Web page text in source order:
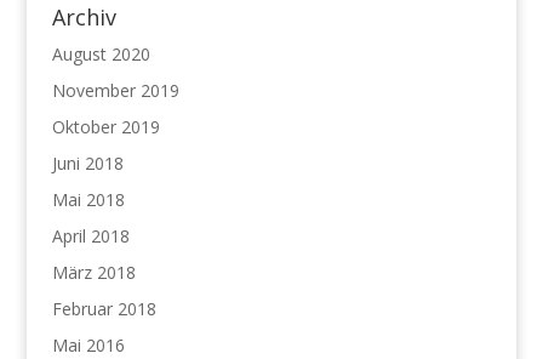
Archiv
August 2020
November 2019
Oktober 2019
Juni 2018
Mai 2018
April 2018
März 2018
Februar 2018
Mai 2016